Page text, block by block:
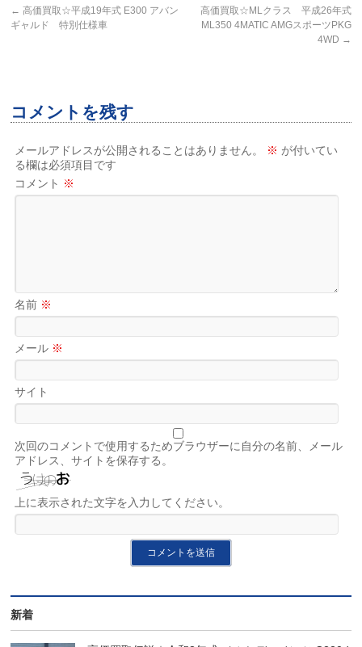
← 高価買取☆平成19年式 E300 アバン
ギャルド 特別仕様車
高価買取☆MLクラス 平成26年式
ML350 4MATIC AMGスポーツPKG
4WD →
コメントを残す
メールアドレスが公開されることはありません。 ※ が付いてい
る欄は必須項目です
コメント ※
名前 ※
メール ※
サイト
次回のコメントで使用するためブラウザーに自分の名前、メール
アドレス、サイトを保存する。
上に表示された文字を入力してください。
新着